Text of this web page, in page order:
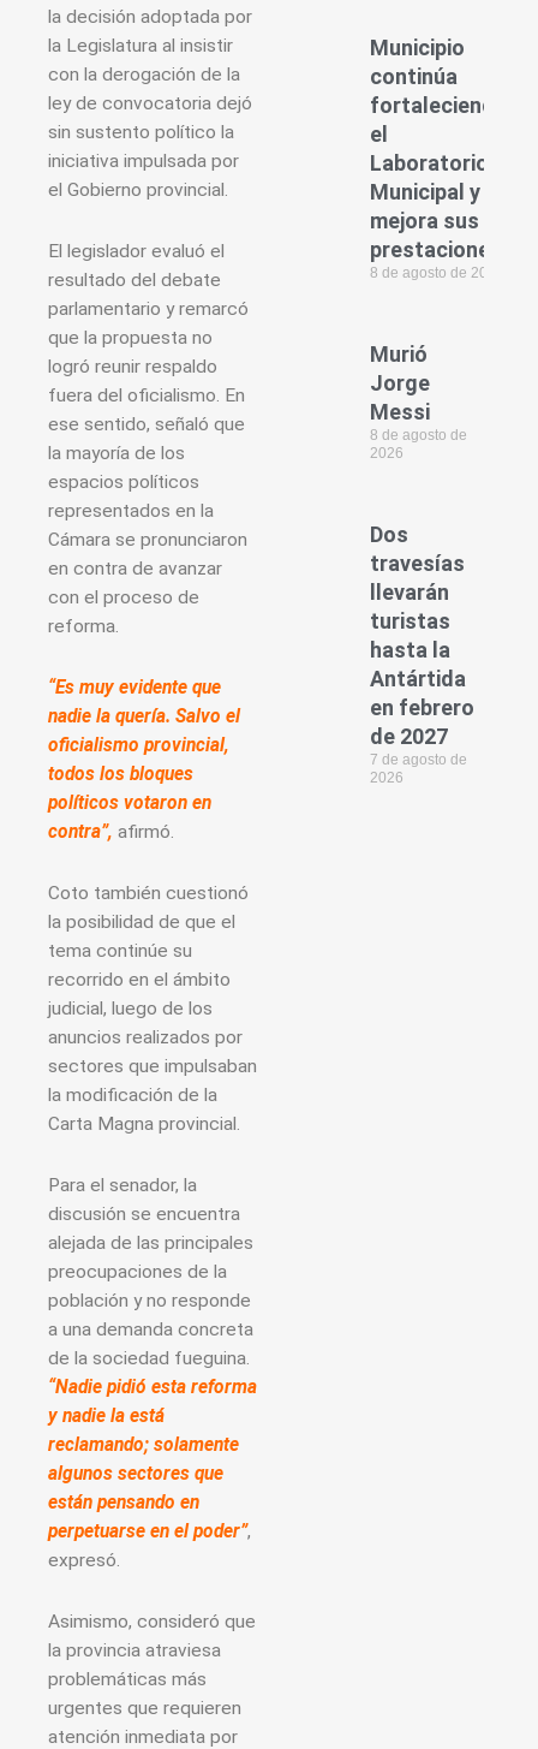
la decisión adoptada por
la Legislatura al insistir
con la derogación de la
ley de convocatoria dejó
sin sustento político la
iniciativa impulsada por
el Gobierno provincial.
El legislador evaluó el
resultado del debate
parlamentario y remarcó
que la propuesta no
logró reunir respaldo
fuera del oficialismo. En
ese sentido, señaló que
la mayoría de los
espacios políticos
representados en la
Cámara se pronunciaron
en contra de avanzar
con el proceso de
reforma.
“Es muy evidente que
nadie la quería. Salvo el
oficialismo provincial,
todos los bloques
políticos votaron en
contra”, afirmó.
Coto también cuestionó
la posibilidad de que el
tema continúe su
recorrido en el ámbito
judicial, luego de los
anuncios realizados por
sectores que impulsaban
la modificación de la
Carta Magna provincial.
Para el senador, la
discusión se encuentra
alejada de las principales
preocupaciones de la
población y no responde
a una demanda concreta
de la sociedad fueguina.
“Nadie pidió esta reforma
y nadie la está
reclamando; solamente
algunos sectores que
están pensando en
perpetuarse en el poder”,
expresó.
Asimismo, consideró que
la provincia atraviesa
problemáticas más
urgentes que requieren
atención inmediata por
Municipio
continúa
fortaleciendo
el
Laboratorio
Municipal y
mejora sus
prestaciones
8 de agosto de 2026
Murió
Jorge
Messi
8 de agosto de
2026
Dos
travesías
llevarán
turistas
hasta la
Antártida
en febrero
de 2027
7 de agosto de
2026